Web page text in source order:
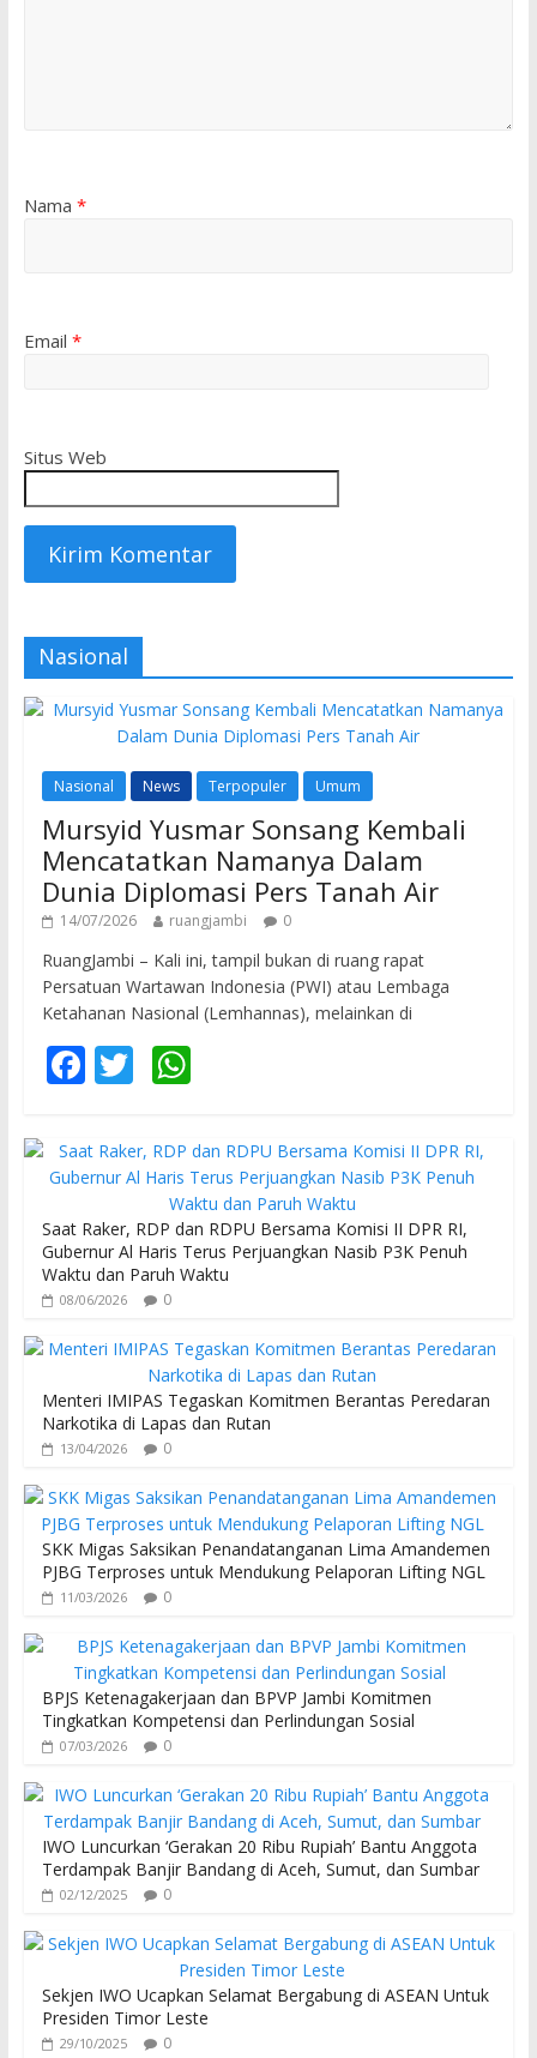
Nama *
Email *
Situs Web
Nasional
Nasional News Terpopuler Umum
Mursyid Yusmar Sonsang Kembali
Mencatatkan Namanya Dalam
Dunia Diplomasi Pers Tanah Air
14/07/2026 ruangjambi 0
RuangJambi – Kali ini, tampil bukan di ruang rapat
Persatuan Wartawan Indonesia (PWI) atau Lembaga
Ketahanan Nasional (Lemhannas), melainkan di
F
e
b
o
o
k
T
itt
er
W
at
s
A
p
p
Saat Raker, RDP dan RDPU Bersama Komisi II DPR RI,
Gubernur Al Haris Terus Perjuangkan Nasib P3K Penuh
Waktu dan Paruh Waktu
08/06/2026 0
Menteri IMIPAS Tegaskan Komitmen Berantas Peredaran
Narkotika di Lapas dan Rutan
13/04/2026 0
SKK Migas Saksikan Penandatanganan Lima Amandemen
PJBG Terproses untuk Mendukung Pelaporan Lifting NGL
11/03/2026 0
BPJS Ketenagakerjaan dan BPVP Jambi Komitmen
Tingkatkan Kompetensi dan Perlindungan Sosial
07/03/2026 0
IWO Luncurkan ‘Gerakan 20 Ribu Rupiah’ Bantu Anggota
Terdampak Banjir Bandang di Aceh, Sumut, dan Sumbar
02/12/2025 0
Sekjen IWO Ucapkan Selamat Bergabung di ASEAN Untuk
Presiden Timor Leste
29/10/2025 0